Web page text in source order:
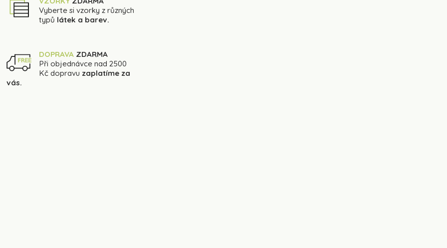
Vyberte si vzorky z různých
typů látek a barev.
DOPRAVA ZDARMA
Při objednávce nad 2500
Kč dopravu zaplatíme za
vás.